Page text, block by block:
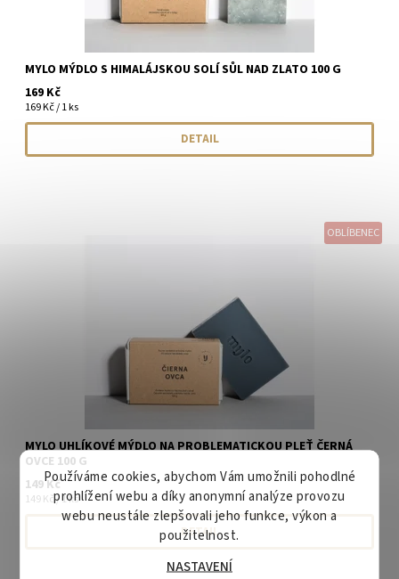
MYLO MÝDLO S HIMALÁJSKOU SOLÍ SŮL NAD ZLATO 100 G
169 Kč
169 Kč / 1 ks
DETAIL
OBLÍBENEC
MYLO UHLÍKOVÉ MÝDLO NA PROBLEMATICKOU PLEŤ ČERNÁ
OVCE 100 G
149 Kč
149 Kč / 1 ks
DETAIL
Používáme cookies, abychom Vám umožnili pohodlné
prohlížení webu a díky anonymní analýze provozu
webu neustále zlepšovali jeho funkce, výkon a
použitelnost.
NASTAVENÍ